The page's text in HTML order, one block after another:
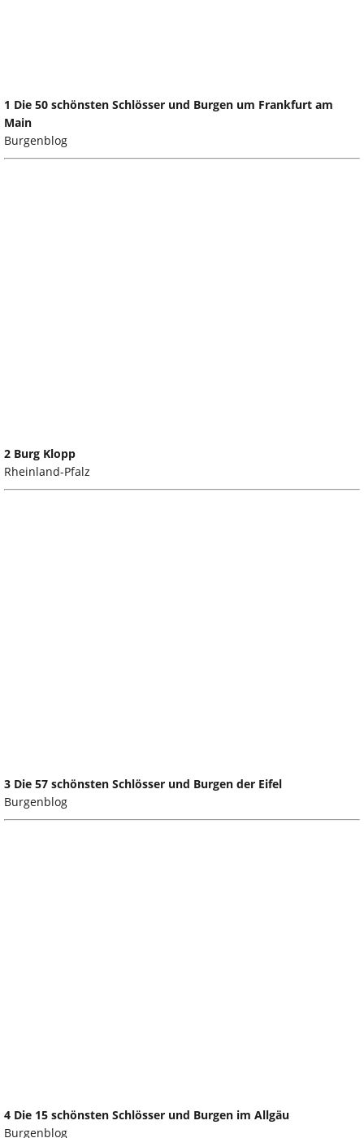
1 Die 50 schönsten Schlösser und Burgen um Frankfurt am
Main
Burgenblog
2 Burg Klopp
Rheinland-Pfalz
3 Die 57 schönsten Schlösser und Burgen der Eifel
Burgenblog
4 Die 15 schönsten Schlösser und Burgen im Allgäu
Burgenblog